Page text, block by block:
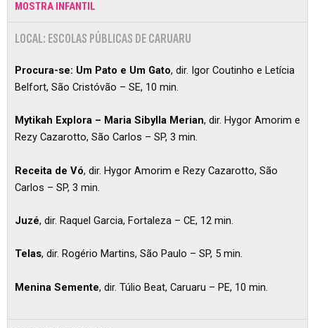
MOSTRA INFANTIL
LOCAL: ESCOLAS PÚBLICAS DE CARUARU
Procura-se: Um Pato e Um Gato, dir. Igor Coutinho e Letícia
Belfort, São Cristóvão – SE, 10 min.
Mytikah Explora – Maria Sibylla Merian, dir. Hygor Amorim e
Rezy Cazarotto, São Carlos – SP, 3 min.
Receita de Vó, dir. Hygor Amorim e Rezy Cazarotto, São
Carlos – SP, 3 min.
Juzé, dir. Raquel Garcia, Fortaleza – CE, 12 min.
Telas, dir. Rogério Martins, São Paulo – SP, 5 min.
Menina Semente, dir. Túlio Beat, Caruaru – PE, 10 min.